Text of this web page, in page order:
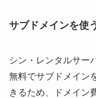
サブドメインを使
シン・レンタルサー
無料でサブドメイン
きるため、ドメイン